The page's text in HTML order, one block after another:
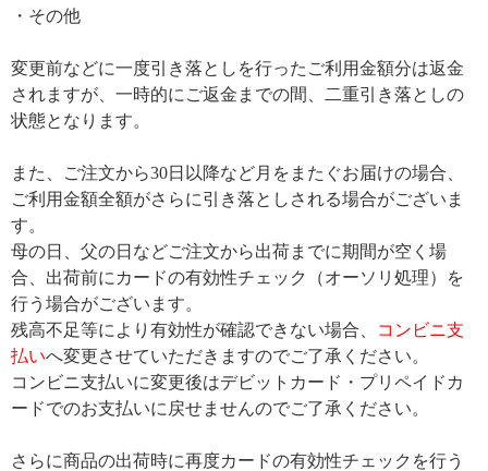
・その他
変更前などに一度引き落としを行ったご利用金額分は返金
されますが、一時的にご返金までの間、二重引き落としの
状態となります。
また、ご注文から30日以降など月をまたぐお届けの場合、
ご利用金額全額がさらに引き落としされる場合がございま
す。
母の日、父の日などご注文から出荷までに期間が空く場
合、出荷前にカードの有効性チェック（オーソリ処理）を
行う場合がございます。
残高不足等により有効性が確認できない場合、
コンビニ支
払いへ変更させていただきますのでご了承ください。
コンビニ支払いに変更後はデビットカード・プリペイドカ
ードでのお支払いに戻せませんのでご了承ください。
さらに商品の出荷時に再度カードの有効性チェックを行う